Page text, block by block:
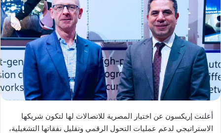
أعلنت إريكسون عن اختيار المصرية للاتصالات لها لتكون شريكها
الاستراتيجي لدعم عمليات التحول الرقمي وتقليل نفقاتها التشغيلية،